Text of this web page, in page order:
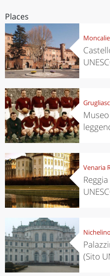
Places
Venaria
Nichelino
(Sito